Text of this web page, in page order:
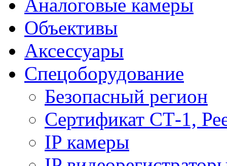
Аналоговые камеры
Объективы
Аксессуары
Спецоборудование
Безопасный регион
Сертификат СТ-1,
IP камеры